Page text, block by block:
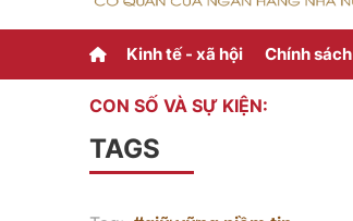
Kinh tế - xã hội Chính sách
CON SỐ VÀ SỰ KIỆN:
TAGS